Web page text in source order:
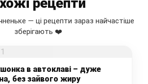
— ці рецепти зараз найчастіше
зберігають ❤️
в автоклаві – дуже
без зайвого жиру